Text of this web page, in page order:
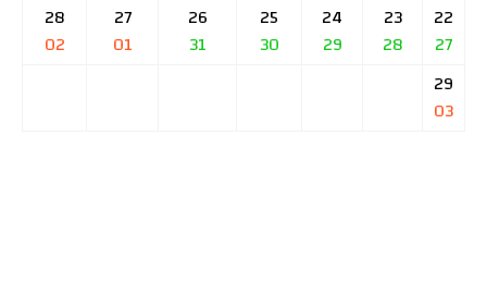
22
27
23
28
24
29
25
30
26
31
27
01
28
02
29
03